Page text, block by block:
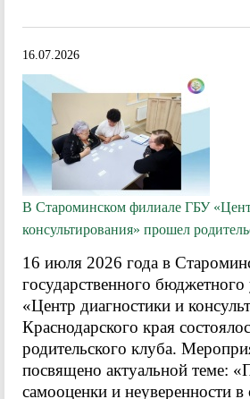
16.07.2026
В Староминском филиале ГБУ
консультирования» прошел
16 июля 2026 года в
государственного
«Центр диагностики и
Краснодарского края
родительского клуба.
посвящено актуальной теме:
самооценки и неуверенности в